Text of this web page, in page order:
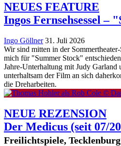
NEUES FEATURE
Ingos Fernsehsessel –
Ingo Göllner 31. Juli 2026
Wir sind mitten in der
mich für "Summer Stock"
Jahre-Unterhaltung mit Judy Garland
unterhaltsam der Film an sich
die Dreharbeiten.
NEUE REZENSION
Der Medicus (seit 07/
Freilichtspiele, Tecklenburg